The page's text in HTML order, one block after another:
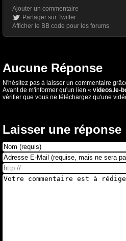
Ajouter un commentaire
Partager sur Twitter
Afficher le BB code pour les forums
Aucune Réponse
N'hésitez pas à laisser un commentaire
Avant de m'informer qu'un lien « videos.le-
vérifier que vous ne téléchargez qu'une
Laisser une réponse